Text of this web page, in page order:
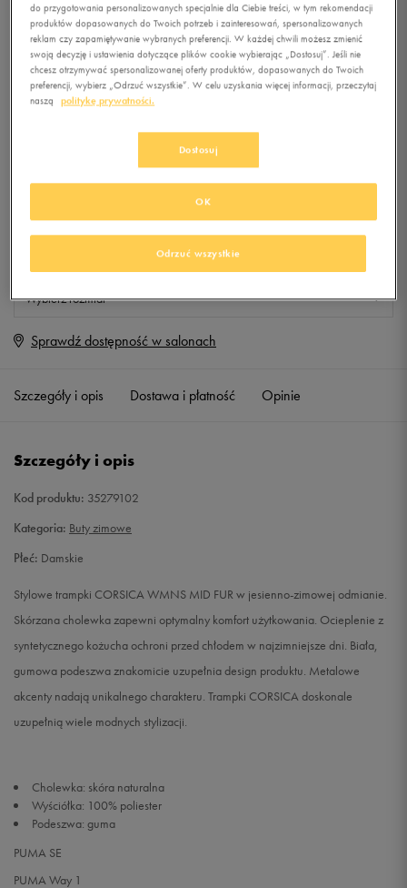
PUMA CORSICA WMNS
MID FUR
0.0( 0 )
zł z Vat
KLUBIE 50 STYLE
Produkt niedostępny
Jeśli artykuł będzie ponownie dostępny, otrzymasz od nas powiadomienie.
Wybierz rozmiar
Rozmiary EU
38 24 cm
39 25 cm Powiadom o dostępności
Powiadom o dostępności
Sprawdź dostępność w salonach
Szczegóły i opis Dostawa i płatność Opinie
Szczegóły i opis
Kod produktu: 35279102
Kategoria: Buty zimowe
Płeć: Damskie
Stylowe trampki CORSICA WMNS MID FUR w jesienno-zimowej odmianie.
Skórzana cholewka zapewni optymalny komfort użytkowania. Ocieplenie z
syntetycznego kożucha ochroni przed chłodem w najzimniejsze dni. Biała,
gumowa podeszwa znakomicie uzupełnia design produktu. Metalowe
akcenty nadają unikalnego charakteru. Trampki CORSICA doskonale
uzupełnią wiele modnych stylizacji.
Cholewka: skóra naturalna
Wyściółka: 100% poliester
Podeszwa: guma
PUMA SE
PUMA Way 1
do przygotowania personalizowanych specjalnie dla Ciebie treści, w tym rekomendacji
produktów dopasowanych do Twoich potrzeb i zainteresowań, spersonalizowanych
reklam czy zapamiętywanie wybranych preferencji. W każdej chwili możesz zmienić
swoją decyzję i ustawienia dotyczące plików cookie wybierając „Dostosuj”. Jeśli nie
chcesz otrzymywać spersonalizowanej oferty produktów, dopasowanych do Twoich
preferencji, wybierz „Odrzuć wszystkie”. W celu uzyskania więcej informacji, przeczytaj
naszą
politykę prywatności.
Dostosuj
Odrzuć wszystkie
OK